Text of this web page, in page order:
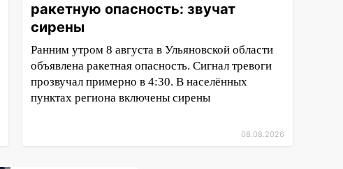
ракетную опасность: звучат
сирены
Ранним утром 8 августа в Ульяновской области
объявлена ракетная опасность. Сигнал тревоги
прозвучал примерно в 4:30. В населённых
пунктах региона включены сирены
08.08.2026